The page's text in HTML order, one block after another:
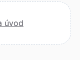
úvod